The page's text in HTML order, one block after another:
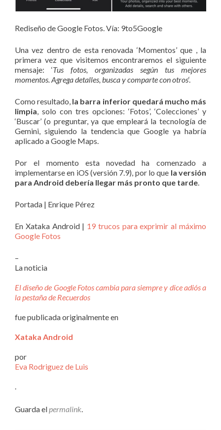
Rediseño de Google Fotos. Vía: 9to5Google
Una vez dentro de esta renovada ‘Momentos’ que , la
primera vez que visitemos encontraremos el siguiente
mensaje: ‘Tus fotos, organizadas según tus mejores
momentos. Agrega detalles, busca y comparte con otros‘.
Como resultado, la barra inferior quedará mucho más
limpia, solo con tres opciones: ‘Fotos’, ‘Colecciones’ y
‘Buscar’ (o preguntar, ya que empleará la tecnología de
Gemini, siguiendo la tendencia que Google ya habría
aplicado a Google Maps.
Por el momento esta novedad ha comenzado a
implementarse en iOS (versión 7.9), por lo que la versión
para Android debería llegar más pronto que tarde.
Portada | Enrique Pérez
En Xataka Android | 19 trucos para exprimir al máximo
Google Fotos
–
La noticia
El diseño de Google Fotos cambia para siempre y dice adiós a
la pestaña de Recuerdos
fue publicada originalmente en
Xataka Android
por
Eva Rodriguez de Luis
.
Guarda elpermalink.